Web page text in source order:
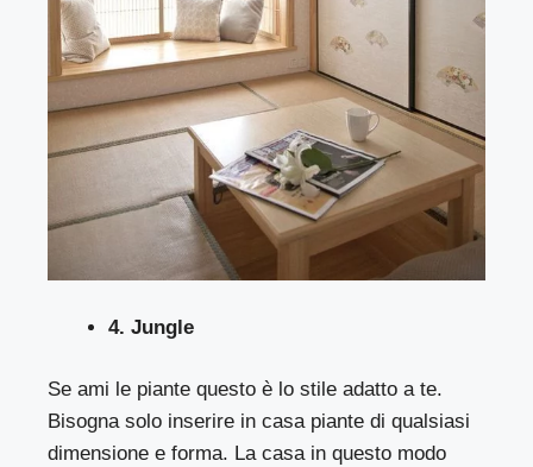
4. Jungle
Se ami le piante questo è lo stile adatto a te.
Bisogna solo inserire in casa piante di qualsiasi
dimensione e forma. La casa in questo modo